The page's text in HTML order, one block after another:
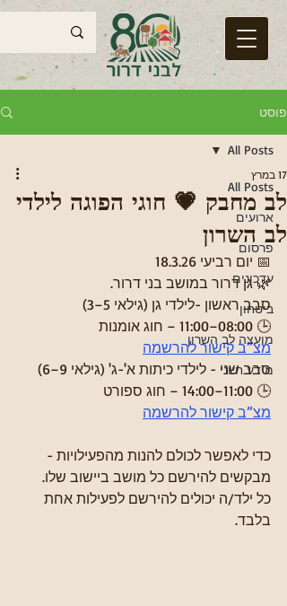
פוסט
All Posts
ארועים
פרסום
עדכונים
ביטחון
מועצה לב השרון
מידע חיוני
All Posts
לב מחבק 💗 חוגי הפוגה לילדי
לב השרון
17 במרץ
📅 יום רביעי 18.3.26
🌿 גן דרור במושב בני דרור.
סבב ראשון -לילדי גן (גילאי 5–3)
🕒 08:00–11:00 – חוג אומנות
מצ”ב קישור להרשמה
סבב שני - לילדי כיתות א'-ג' (גילאי 9–6)
🕒 11:00–14:00 – חוג ספורט
מצ”ב קישור להרשמה
כדי לאפשר לכולם להנות מהפעילויות -
מבקשים להירשם כל מושב ביישוב שלו.
כל ילד/ה יכולים להירשם לפעילות אחת
בלבד.